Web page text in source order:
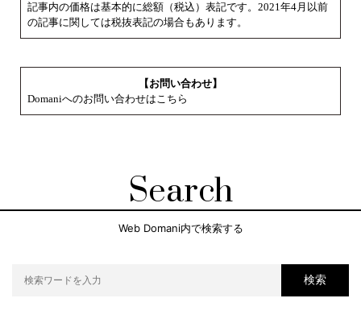
記事内の価格は基本的に総額（税込）表記です。2021年4月以前
の記事に関しては税抜表記の場合もあります。
【お問い合わせ】
Domaniへのお問い合わせはこちら
Search
Web Domani内で検索する
検索